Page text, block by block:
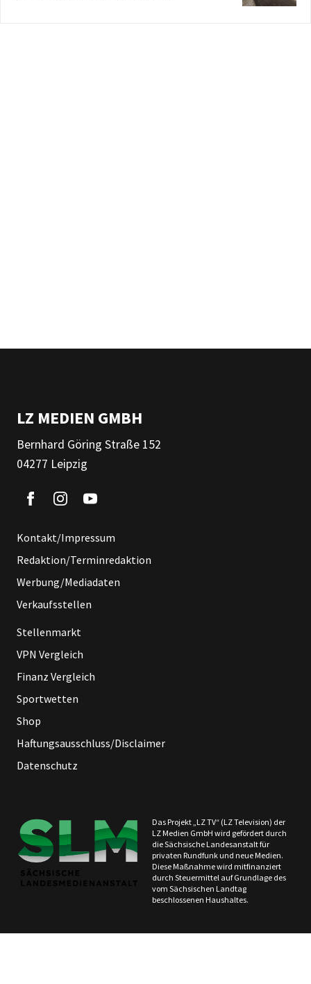
LZ MEDIEN GMBH
Bernhard Göring Straße 152
04277 Leipzig
Kontakt/Impressum
Redaktion/Terminredaktion
Werbung/Mediadaten
Verkaufsstellen
Stellenmarkt
VPN Vergleich
Finanz Vergleich
Sportwetten
Shop
Haftungsausschluss/Disclaimer
Datenschutz
Das Projekt „LZ TV“ (LZ Television) der
LZ Medien GmbH wird gefördert durch
die Sächsische Landesanstalt für
privaten Rundfunk und neue Medien.
Diese Maßnahme wird mitfinanziert
durch Steuermittel auf Grundlage des
vom Sächsischen Landtag
beschlossenen Haushaltes.